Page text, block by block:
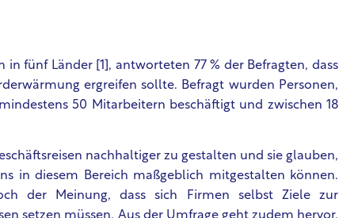
fünf Länder [1] , antworteten 77 % der Befragten, dass
ergreifen sollte. Befragt wurden Personen,
50 Mitarbeitern beschäftigt und zwischen 18
nachhaltiger zu gestalten und sie glauben,
in diesem Bereich maßgeblich mitgestalten können.
der Meinung, dass sich Firmen selbst Ziele zur